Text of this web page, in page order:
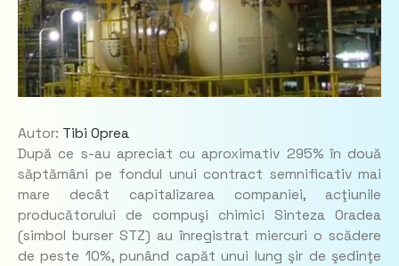
Autor: Tibi Oprea
După ce s-au apreciat cu aproximativ 295% în două
săptămâni pe fondul unui contract semnificativ mai
mare decât capitalizarea companiei, acţiunile
producătorului de compuşi chimici Sinteza Oradea
(simbol burser STZ) au înregistrat miercuri o scădere
de peste 10%, punând capăt unui lung şir de şedinţe